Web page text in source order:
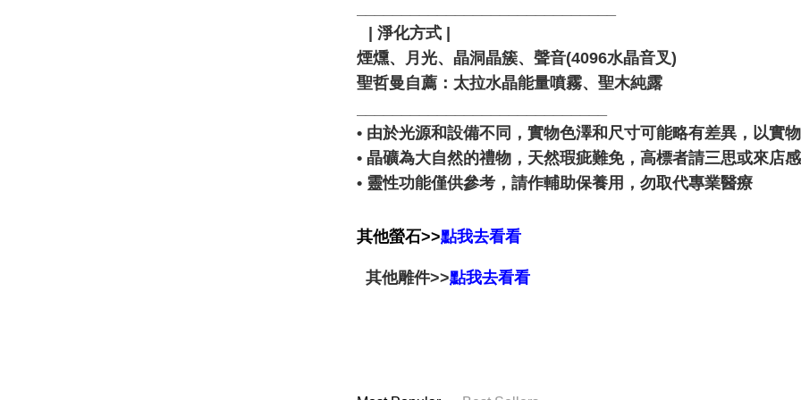
⠀| 淨化方式 |
煙燻、月光、晶洞晶簇、聲音(4096水晶音叉)
聖哲曼自薦：太拉水晶能量噴霧、聖木純露
• 由於光源和設備不同，實物色澤和尺寸可能略有差異，以實
• 晶礦為大自然的禮物，天然瑕疵難免，高標者請三思或來店
• 靈性功能僅供參考，請作輔助保養用，勿取代專業醫療
其他螢石>>點我去看看
其他雕件>>點我去看看